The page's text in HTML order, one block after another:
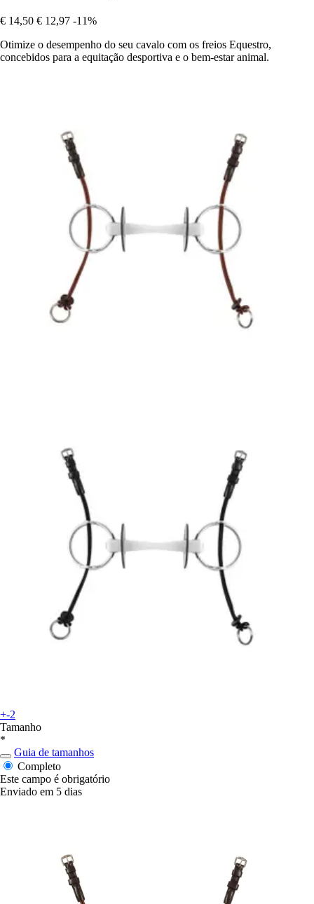
€ 14,50 € 12,97 -11%
Otimize o desempenho do seu cavalo com os freios Equestro,
concebidos para a equitação desportiva e o bem-estar animal.
+-2
Tamanho
*
Guia de tamanhos
Completo
Este campo é obrigatório
Enviado em 5 dias